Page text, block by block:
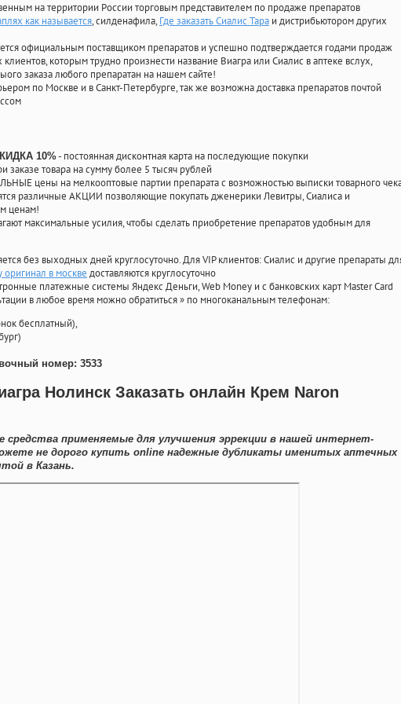
на территории России торговым представителем по продаже препаратов
как называется, силденафила, Где заказать Сиалис Тара и дистрибьютором других
официальным поставщиком препаратов и успешно подтверждается годами продаж
которым трудно произнести название Виагра или Сиалис в аптеке вслух,
заказа любого препаратан на нашем сайте!
по Москве и в Санкт-Петербурге, так же возможна доставка препаратов почтой
10%- постоянная дисконтная карта на последующие покупки
заказе товара на сумму более 5 тысяч рублей
цены на мелкооптовые партии препарата с возможностью выписки товарного
различные АКЦИИ позволяющие покупать дженерики Левитры, Сиалиса и
ценам!
максимальные усилия, чтобы сделать приобретение препаратов удобным для
без выходных дней круглосуточно. Для VIP клиентов: Сиалис и другие препараты
оригинал в москве доставляются круглосуточно
платежные системы Яндекс Деньги, Web Money и с банковских карт Master Card
в любое время можно обратиться» по многоканальным телефонам:
бесплатный),
номер: 3533
Нолинск Заказать онлайн Крем Naron
средства применяемые для улучшения эррекции в нашей интернет-
не дорого купить online надежные дубликаты именитых аптечных
в Казань.